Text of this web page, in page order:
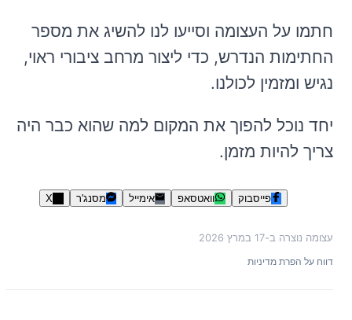
חתמו על העצומה וסייעו לנו להשיג את מספר
החתימות הנדרש, כדי ליצור מרחב ציבורי ראוי,
נגיש ומזמין לכולנו.
יחד נוכל להפוך את המקום למה שהוא כבר היה
צריך להיות מזמן.
פייסבוק וואטסאפ אימייל מסנג'ר X
עצומה נוצרה ב-17 במרץ 2026
דווח על הפרת מדיניות